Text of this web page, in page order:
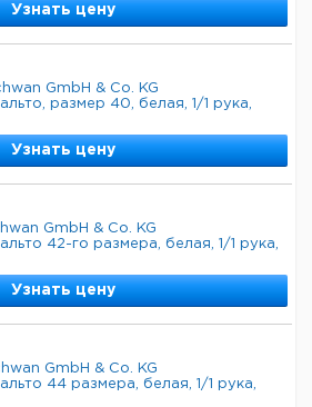
Узнать цену
GmbH & Co. KG
размер 40, белая, 1/1 рука,
Узнать цену
GmbH & Co. KG
42-го размера, белая, 1/1 рука,
Узнать цену
GmbH & Co. KG
44 размера, белая, 1/1 рука,